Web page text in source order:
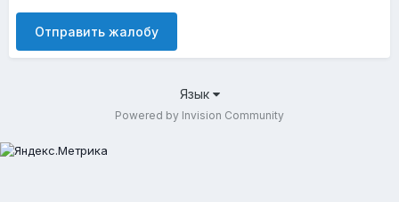
Отправить жалобу
Язык
Powered by Invision Community